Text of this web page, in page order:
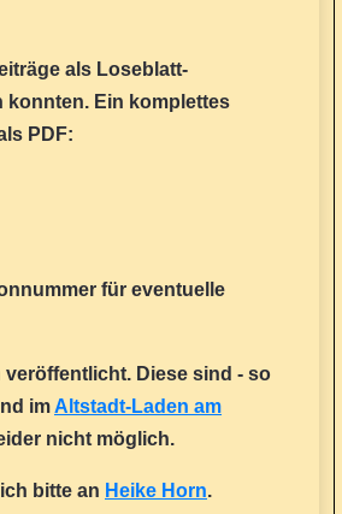
als Loseblatt-
konnten. Ein komplettes
PDF:
für eventuelle
Diese sind - so
imAltstadt-Laden am
nicht möglich.
bitte an Heike Horn.